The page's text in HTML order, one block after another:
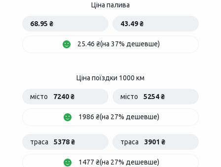
Ціна палива
68.95 ₴ 43.49 ₴
25.46 ₴(на 37% дешевше)
Ціна поїздки 1000 км
місто 7240 ₴ місто 5254 ₴
1986 ₴(на 27% дешевше)
траса 5378 ₴ траса 3901 ₴
1477 ₴(на 27% дешевше)